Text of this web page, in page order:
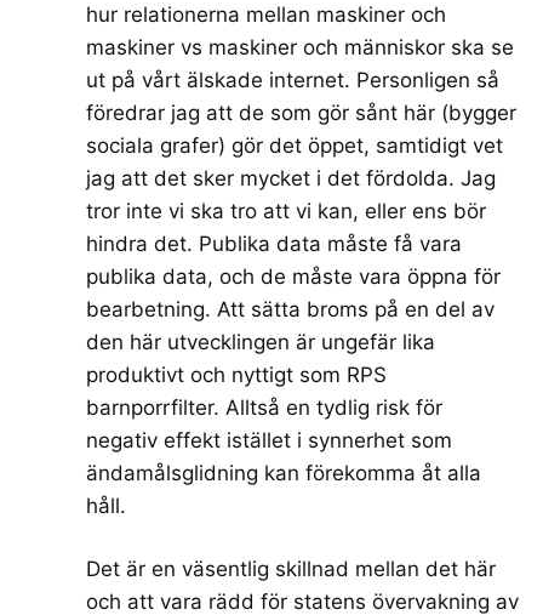
hur relationerna mellan maskiner och
maskiner vs maskiner och människor ska se
ut på vårt älskade internet. Personligen så
föredrar jag att de som gör sånt här (bygger
sociala grafer) gör det öppet, samtidigt vet
jag att det sker mycket i det fördolda. Jag
tror inte vi ska tro att vi kan, eller ens bör
hindra det. Publika data måste få vara
publika data, och de måste vara öppna för
bearbetning. Att sätta broms på en del av
den här utvecklingen är ungefär lika
produktivt och nyttigt som RPS
barnporrfilter. Alltså en tydlig risk för
negativ effekt istället i synnerhet som
ändamålsglidning kan förekomma åt alla
håll.
Det är en väsentlig skillnad mellan det här
och att vara rädd för statens övervakning av